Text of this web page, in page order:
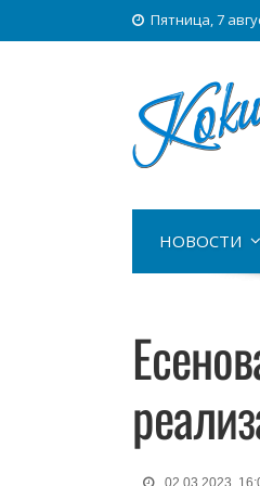
Пятница, 7
НОВОСТИ
02.03.2023,